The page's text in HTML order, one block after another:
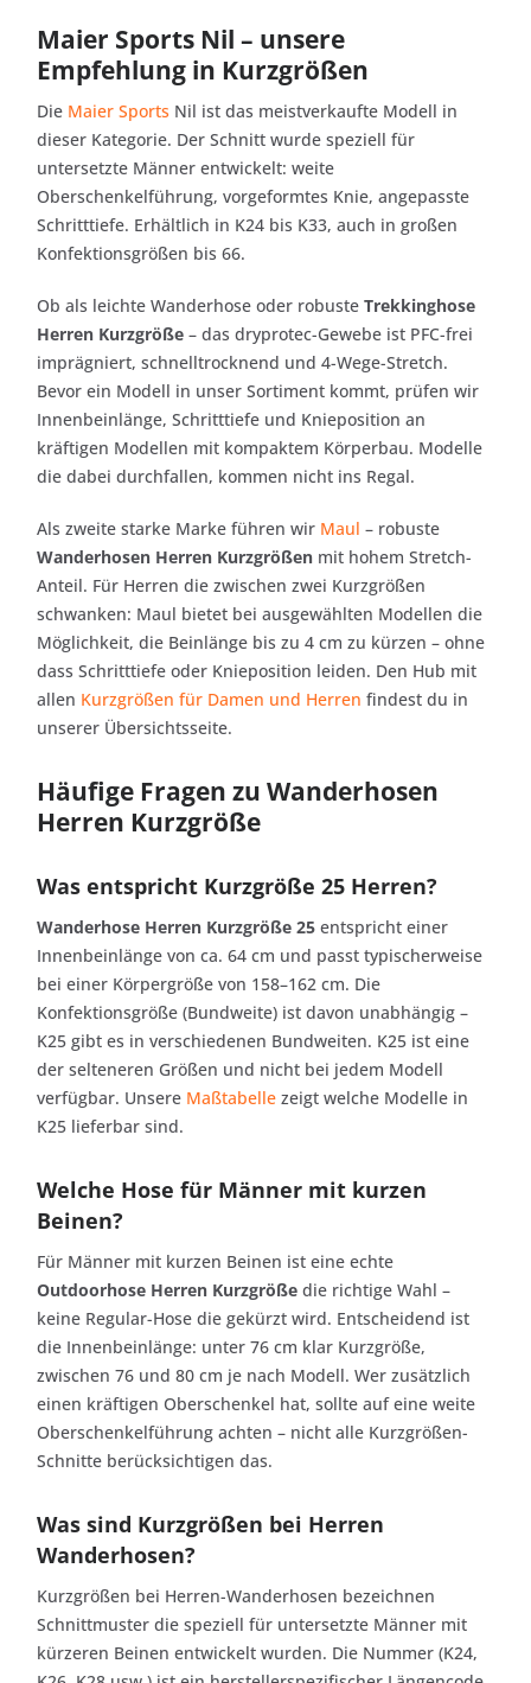
Maier Sports Nil – unsere
Empfehlung in Kurzgrößen
Die Maier Sports Nil ist das meistverkaufte Modell in
dieser Kategorie. Der Schnitt wurde speziell für
untersetzte Männer entwickelt: weite
Oberschenkelführung, vorgeformtes Knie, angepasste
Schritttiefe. Erhältlich in K24 bis K33, auch in großen
Konfektionsgrößen bis 66.
Ob als leichte Wanderhose oder robuste Trekkinghose
Herren Kurzgröße – das dryprotec-Gewebe ist PFC-frei
imprägniert, schnelltrocknend und 4-Wege-Stretch.
Bevor ein Modell in unser Sortiment kommt, prüfen wir
Innenbeinlänge, Schritttiefe und Knieposition an
kräftigen Modellen mit kompaktem Körperbau. Modelle
die dabei durchfallen, kommen nicht ins Regal.
Als zweite starke Marke führen wir Maul – robuste
Wanderhosen Herren Kurzgrößen mit hohem Stretch-
Anteil. Für Herren die zwischen zwei Kurzgrößen
schwanken: Maul bietet bei ausgewählten Modellen die
Möglichkeit, die Beinlänge bis zu 4 cm zu kürzen – ohne
dass Schritttiefe oder Knieposition leiden. Den Hub mit
allen Kurzgrößen für Damen und Herren findest du in
unserer Übersichtsseite.
Häufige Fragen zu Wanderhosen
Herren Kurzgröße
Was entspricht Kurzgröße 25 Herren?
Wanderhose Herren Kurzgröße 25 entspricht einer
Innenbeinlänge von ca. 64 cm und passt typischerweise
bei einer Körpergröße von 158–162 cm. Die
Konfektionsgröße (Bundweite) ist davon unabhängig –
K25 gibt es in verschiedenen Bundweiten. K25 ist eine
der selteneren Größen und nicht bei jedem Modell
verfügbar. Unsere Maßtabelle zeigt welche Modelle in
K25 lieferbar sind.
Welche Hose für Männer mit kurzen
Beinen?
Für Männer mit kurzen Beinen ist eine echte
Outdoorhose Herren Kurzgröße die richtige Wahl –
keine Regular-Hose die gekürzt wird. Entscheidend ist
die Innenbeinlänge: unter 76 cm klar Kurzgröße,
zwischen 76 und 80 cm je nach Modell. Wer zusätzlich
einen kräftigen Oberschenkel hat, sollte auf eine weite
Oberschenkelführung achten – nicht alle Kurzgrößen-
Schnitte berücksichtigen das.
Was sind Kurzgrößen bei Herren
Wanderhosen?
Kurzgrößen bei Herren-Wanderhosen bezeichnen
Schnittmuster die speziell für untersetzte Männer mit
kürzeren Beinen entwickelt wurden. Die Nummer (K24,